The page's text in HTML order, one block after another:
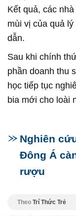
Kết quả, các
mùi vị của quả
dẫn.
Sau khi chính
phần doanh thu
học tiếp tục
bia mới cho loài
Nghiên
Đông Á
rượu
Theo Trí Thức Trẻ